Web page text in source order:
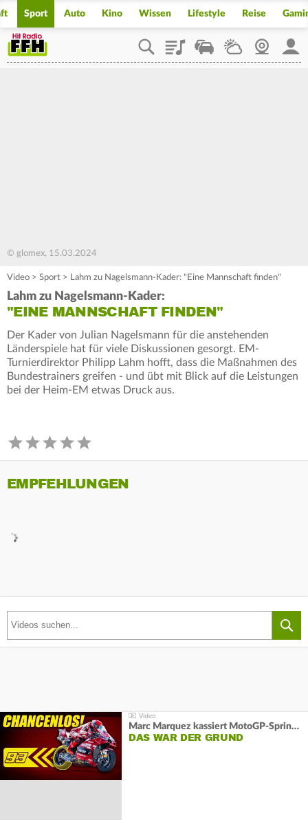
Sport Auto Kino Wissen Lifestyle Reise
PlaylistStaupilotWetterWebcam
© glomex, 15.03.2024
Video > Sport > Lahm zu Nagelsmann-Kader: "Eine Mannschaft finden"
Lahm zu Nagelsmann-Kader:
"EINE MANNSCHAFT FINDEN"
Der Kader von Julian Nagelsmann für die anstehenden
Länderspiele hat für viele Diskussionen gesorgt. EM-
Turnierdirektor Philipp Lahm hofft, dass die Maßnahmen des
Bundestrainers greifen - und übt mit Blick auf die Leistungen
bei der Heim-EM etwas Druck aus.
EMPFEHLUNGEN
Marc Marquez kassiert MotoGP-Sprint-Schlappe:
DAS WAR DER GRUND